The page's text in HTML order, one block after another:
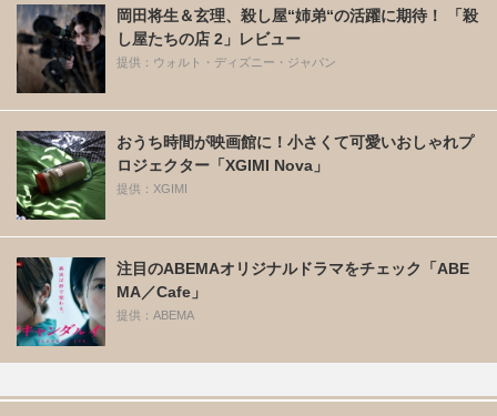
岡田将生＆玄理、殺し屋“姉弟“の活躍に期待！ 「殺
し屋たちの店 2」レビュー
提供：ウォルト・ディズニー・ジャパン
おうち時間が映画館に！小さくて可愛いおしゃれプ
ロジェクター「XGIMI Nova」
提供：XGIMI
注目のABEMAオリジナルドラマをチェック「ABE
MA／Cafe」
提供：ABEMA